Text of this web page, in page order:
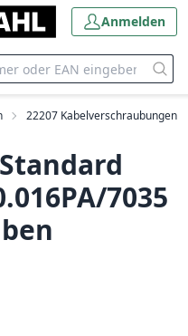
Anmelden
22207 Kabelverschraubungen
Standard
7035